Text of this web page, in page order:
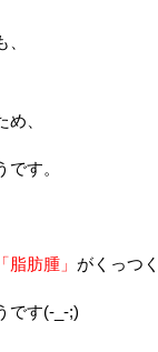
、
す。
脂肪腫」 が くっつ
です(-_-;)